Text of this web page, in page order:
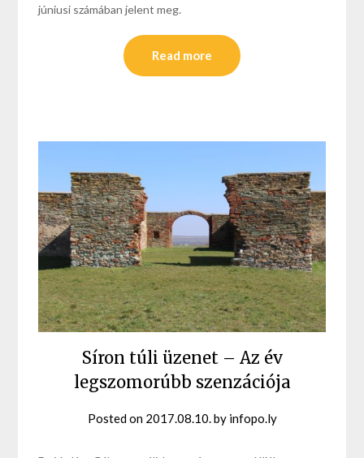
júniusi számában jelent meg.
Read more
Síron túli üzenet – Az év
legszomorúbb szenzációja
Posted on 2017.08.10.by infopo.ly